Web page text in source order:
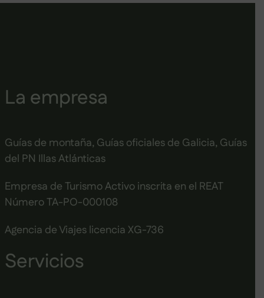
La empresa
Guías de montaña, Guías oficiales de Galicia, Guías
del PN Illas Atlánticas
Empresa de Turismo Activo inscrita en el REAT
Número TA-PO-000108
Agencia de Viajes licencia XG-736
Servicios